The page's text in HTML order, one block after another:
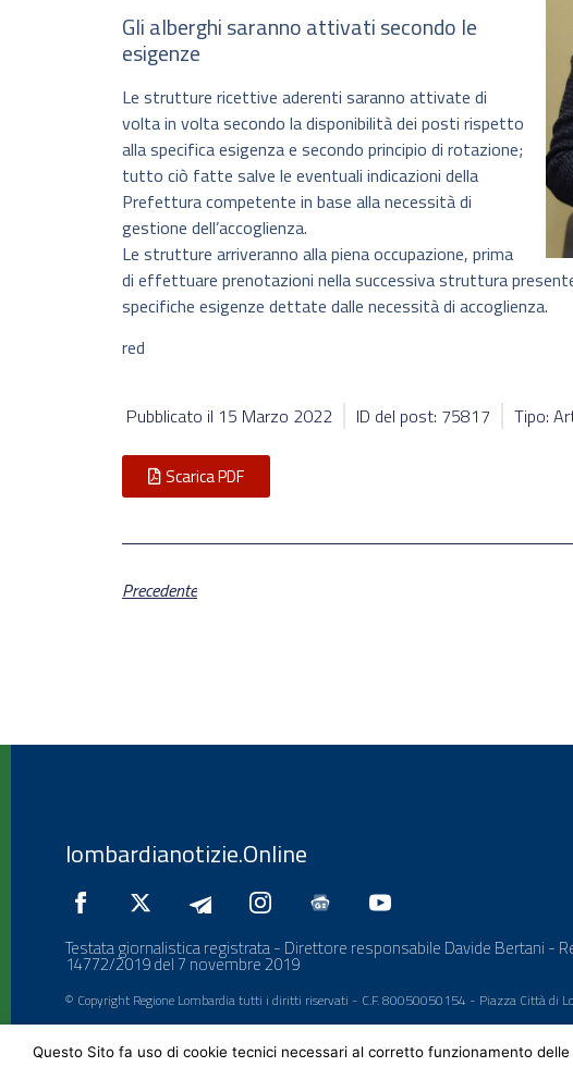
Gli alberghi saranno attivati secondo le
esigenze
Le strutture ricettive aderenti saranno attivate di
volta in volta secondo la disponibilità dei posti rispetto
alla specifica esigenza e secondo principio di rotazione;
tutto ciò fatte salve le eventuali indicazioni della
Prefettura competente in base alla necessità di
gestione dell’accoglienza.
Le strutture arriveranno alla piena occupazione, prima
di effettuare prenotazioni nella successiva struttura
specifiche esigenze dettate dalle necessità di accoglienza.
red
Pubblicato il 15 Marzo 2022 ID del post: 75817 Tipo:
Scarica PDF
Precedente
lombardianotizie.Online
Testata giornalistica registrata - Direttore responsabile Davide Bertani -
14772/2019 del 7 novembre 2019
© Copyright Regione Lombardia tutti i diritti riservati - C.F. 80050050154 - Piazza Città di
Questo Sito fa uso di cookie tecnici necessari al corretto funzionamento